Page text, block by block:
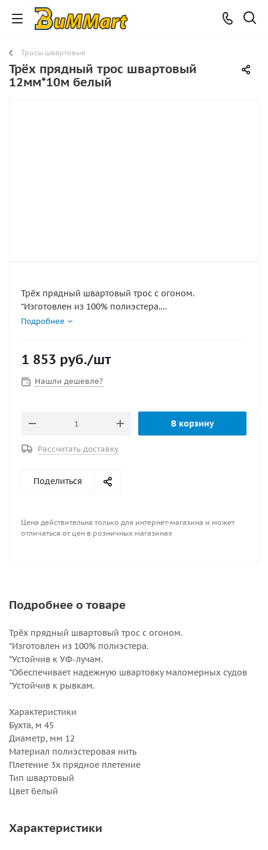
Тросы швартовые
Трёх прядный трос швартовый
12мм*10м белый
Трёх прядный швартовый трос с огоном.
*Изготовлен из 100% полиэстера.
*Устойчив к УФ-лучам.
*Устойчив к рывкам.
Характеристики
Материал полиэстеровая нить
Плетение 3x прядное плетение
Тип швартовый
Подробнее
1 853 руб./шт
Нашли дешевле?
В корзину
Рассчитать доставку
Поделиться
Цена действительна только для интернет-магазина и может
отличаться от цен в розничных магазинах
Подробнее о товаре
Трёх прядный швартовый трос с огоном.
*Изготовлен из 100% полиэстера.
*Устойчив к УФ-лучам.
*Обеспечивает надежную швартовку маломерных судов
*Устойчив к рывкам.
Характеристики
Бухта, м 45
Диаметр, мм 12
Материал полиэстеровая нить
Плетение 3x прядное плетение
Тип швартовый
Цвет белый
Характеристики